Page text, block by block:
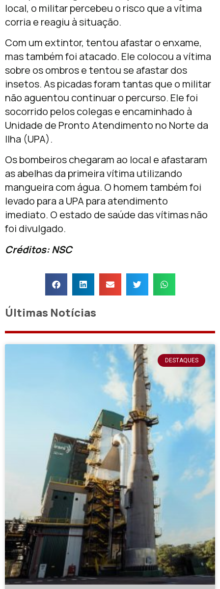
local, o militar percebeu o risco que a vítima
corria e reagiu à situação.
Com um extintor, tentou afastar o enxame,
mas também foi atacado. Ele colocou a vítima
sobre os ombros e tentou se afastar dos
insetos. As picadas foram tantas que o militar
não aguentou continuar o percurso. Ele foi
socorrido pelos colegas e encaminhado à
Unidade de Pronto Atendimento no Norte da
Ilha (UPA).
Os bombeiros chegaram ao local e afastaram
as abelhas da primeira vítima utilizando
mangueira com água. O homem também foi
levado para a UPA para atendimento
imediato. O estado de saúde das vítimas não
foi divulgado.
Créditos: NSC
Últimas Notícias
DESTAQUES